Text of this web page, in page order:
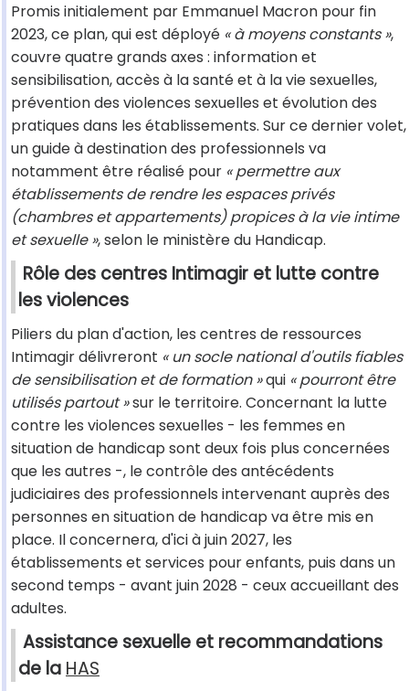
Promis initialement par Emmanuel Macron pour fin
2023, ce plan, qui est déployé « à moyens constants »,
couvre quatre grands axes : information et
sensibilisation, accès à la santé et à la vie sexuelles,
prévention des violences sexuelles et évolution des
pratiques dans les établissements. Sur ce dernier volet,
un guide à destination des professionnels va
notamment être réalisé pour « permettre aux
établissements de rendre les espaces privés
(chambres et appartements) propices à la vie intime
et sexuelle », selon le ministère du Handicap.
Rôle des centres Intimagir et lutte contre
les violences
Piliers du plan d'action, les centres de ressources
Intimagir délivreront « un socle national d'outils fiables
de sensibilisation et de formation »qui « pourront être
utilisés partout »sur le territoire. Concernant la lutte
contre les violences sexuelles - les femmes en
situation de handicap sont deux fois plus concernées
que les autres -, le contrôle des antécédents
judiciaires des professionnels intervenant auprès des
personnes en situation de handicap va être mis en
place. Il concernera, d'ici à juin 2027, les
établissements et services pour enfants, puis dans un
second temps - avant juin 2028 - ceux accueillant des
adultes.
Assistance sexuelle et recommandations
de la HAS